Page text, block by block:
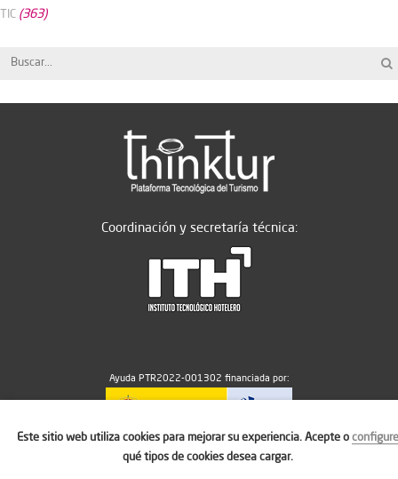
TIC (363)
Coordinación y secretaría técnica:
Ayuda PTR2022-001302 financiada por:
MICIU/AEI/10.13039/501100011033
Este sitio web utiliza cookies para mejorar su experiencia. Acepte oconfigure
qué tipos de cookies desea cargar.